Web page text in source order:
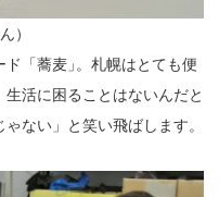
）
ド「蕎麦 」。札幌はとても便
活に困ることはないんだと
ない」と笑い飛ばします。